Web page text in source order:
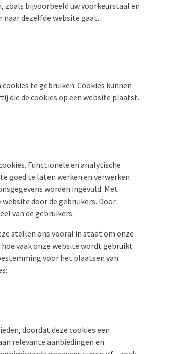
zoals bijvoorbeeld uw voorkeurstaal en
naar dezelfde website gaat.
te gebruiken. Cookies kunnen
die de cookies op een website plaatst.
Functionele en analytische
goed te laten werken en verwerken
worden ingevuld. Met
door de gebruikers. Door
van de gebruikers.
stellen ons vooral in staat om onze
vaak onze website wordt gebruikt
voor het plaatsen van
doordat deze cookies een
relevante aanbiedingen en